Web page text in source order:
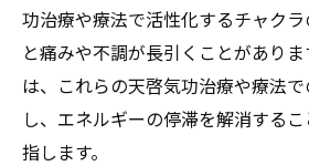
功治療や療法で活性化するチャク
と痛みや不調が長引くことがあり
は、これらの天啓気功治療や療法
し、エネルギーの停滞を解消する
指します。